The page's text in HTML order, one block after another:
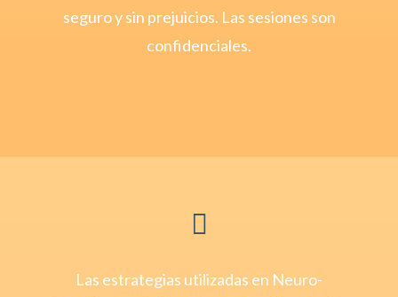
seguro y sin prejuicios. Las sesiones son
confidenciales.

Las estrategias utilizadas en Neuro-